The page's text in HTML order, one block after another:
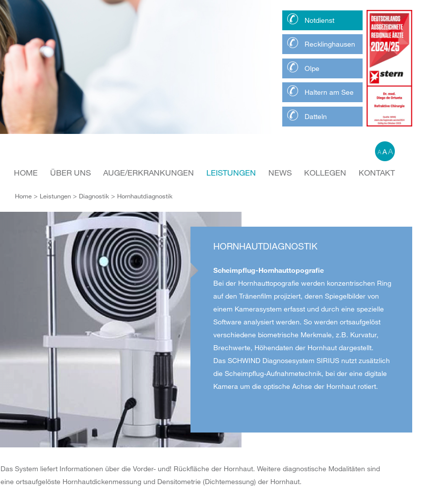
Notdienst
Recklinghausen
Olpe
Haltern am See
Datteln
AAA
HOME ÜBER UNS AUGE/ERKRANKUNGEN LEISTUNGEN NEWS KOLLEGEN KONTAKT
Home > Leistungen > Diagnostik > Hornhautdiagnostik
HORNHAUTDIAGNOSTIK
Scheimpflug-Hornhauttopografie
Bei der Hornhauttopografie werden konzentrischen Ring
auf den Tränenfilm projiziert, deren Spiegelbilder von
einem Kamerasystem erfasst und durch eine spezielle
Software analysiert werden. So werden ortsaufgelöst
verschiedene biometrische Merkmale, z.B. Kurvatur,
Brechwerte, Höhendaten der Hornhaut dargestellt.
Das SCHWIND Diagnosesystem SIRIUS nutzt zusätzlich
die Scheimpflug-Aufnahmetechnik, bei der eine digitale
Kamera um die optische Achse der Hornhaut rotiert.
Das System liefert Informationen über die Vorder- und! Rückfläche der Hornhaut. Weitere diagnostische Modalitäten sind
eine ortsaufgelöste Hornhautdickenmessung und Densitometrie (Dichtemessung) der Hornhaut.